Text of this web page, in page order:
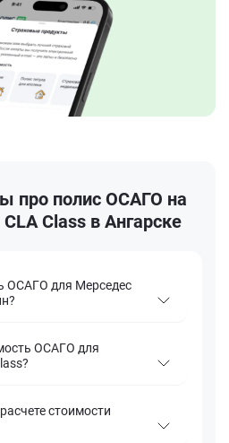
про полис ОСАГО на
Class в Ангарске
ОСАГО для Мерседес
ОСАГО для
стоимости